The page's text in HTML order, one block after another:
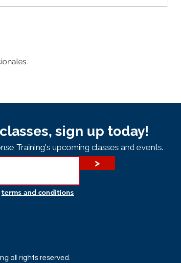
sign up today!
Training's upcoming classes and events.
>
terms and conditions
all rights reserved.